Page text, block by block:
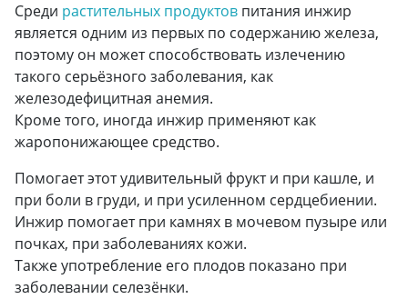
Среди растительных продуктов питания инжир
является одним из первых по содержанию железа,
поэтому он может способствовать излечению
такого серьёзного заболевания, как
железодефицитная анемия.
Кроме того, иногда инжир применяют как
жаропонижающее средство.
Помогает этот удивительный фрукт и при кашле, и
при боли в груди, и при усиленном сердцебиении.
Инжир помогает при камнях в мочевом пузыре или
почках, при заболеваниях кожи.
Также употребление его плодов показано при
заболевании селезёнки.